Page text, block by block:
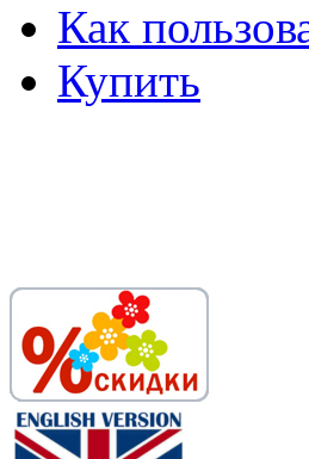
Как
Купить